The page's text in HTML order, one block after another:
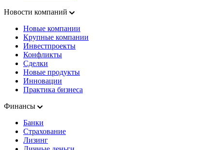
Новости компаний
Новые компании
Крупные компании
Инвестпроекты
Конфликты
Сделки
Новые продукты
Инновации
Практика бизнеса
Финансы
Банки
Страхование
Лизинг